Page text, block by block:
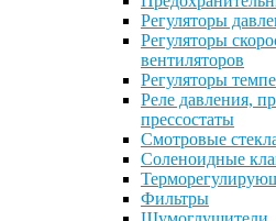
Регуляторы
Регуляторы
вентиляторов
Регуляторы
Реле давления,
прессостаты
Смотровые
Соленоидные
Фильтры